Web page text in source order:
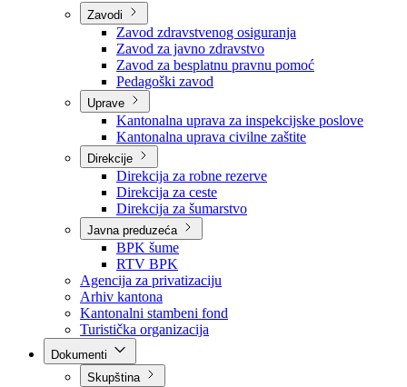
Centar za socijalni rad
Dom za stara i iznemogla lica
Kantonalna bolnica
Zavodi
Zavod zdravstvenog osiguranja
Zavod za javno zdravstvo
Zavod za besplatnu pravnu pomoć
Pedagoški zavod
Uprave
Kantonalna uprava za inspekcijske poslove
Kantonalna uprava civilne zaštite
Direkcije
Direkcija za robne rezerve
Direkcija za ceste
Direkcija za šumarstvo
Javna preduzeća
BPK šume
RTV BPK
Agencija za privatizaciju
Arhiv kantona
Kantonalni stambeni fond
Turistička organizacija